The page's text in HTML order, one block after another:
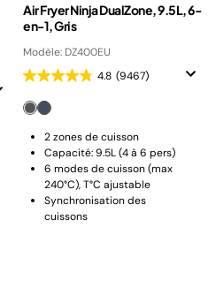
Air Fryer Ninja DualZone, 9.5L, 6-
en-1, Gris
Modèle: DZ400EU
4.8 (9467)
2 zones de cuisson
Capacité: 9.5L (4 à 6 pers)
6 modes de cuisson (max
240°C), T°C ajustable
Synchronisation des
cuissons